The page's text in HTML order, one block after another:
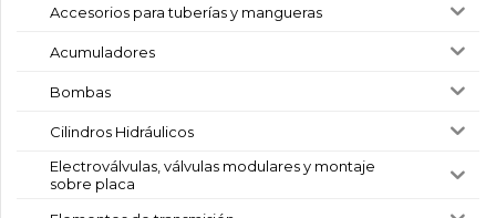
Accesorios para tuberías y mangueras
Acumuladores
Bombas
Cilindros Hidráulicos
Electroválvulas, válvulas modulares y montaje
sobre placa